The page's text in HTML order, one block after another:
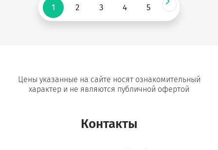
1 2 3 4 5
Цены указанные на сайте носят ознакомительный
характер и не являются публичной офертой
Контакты